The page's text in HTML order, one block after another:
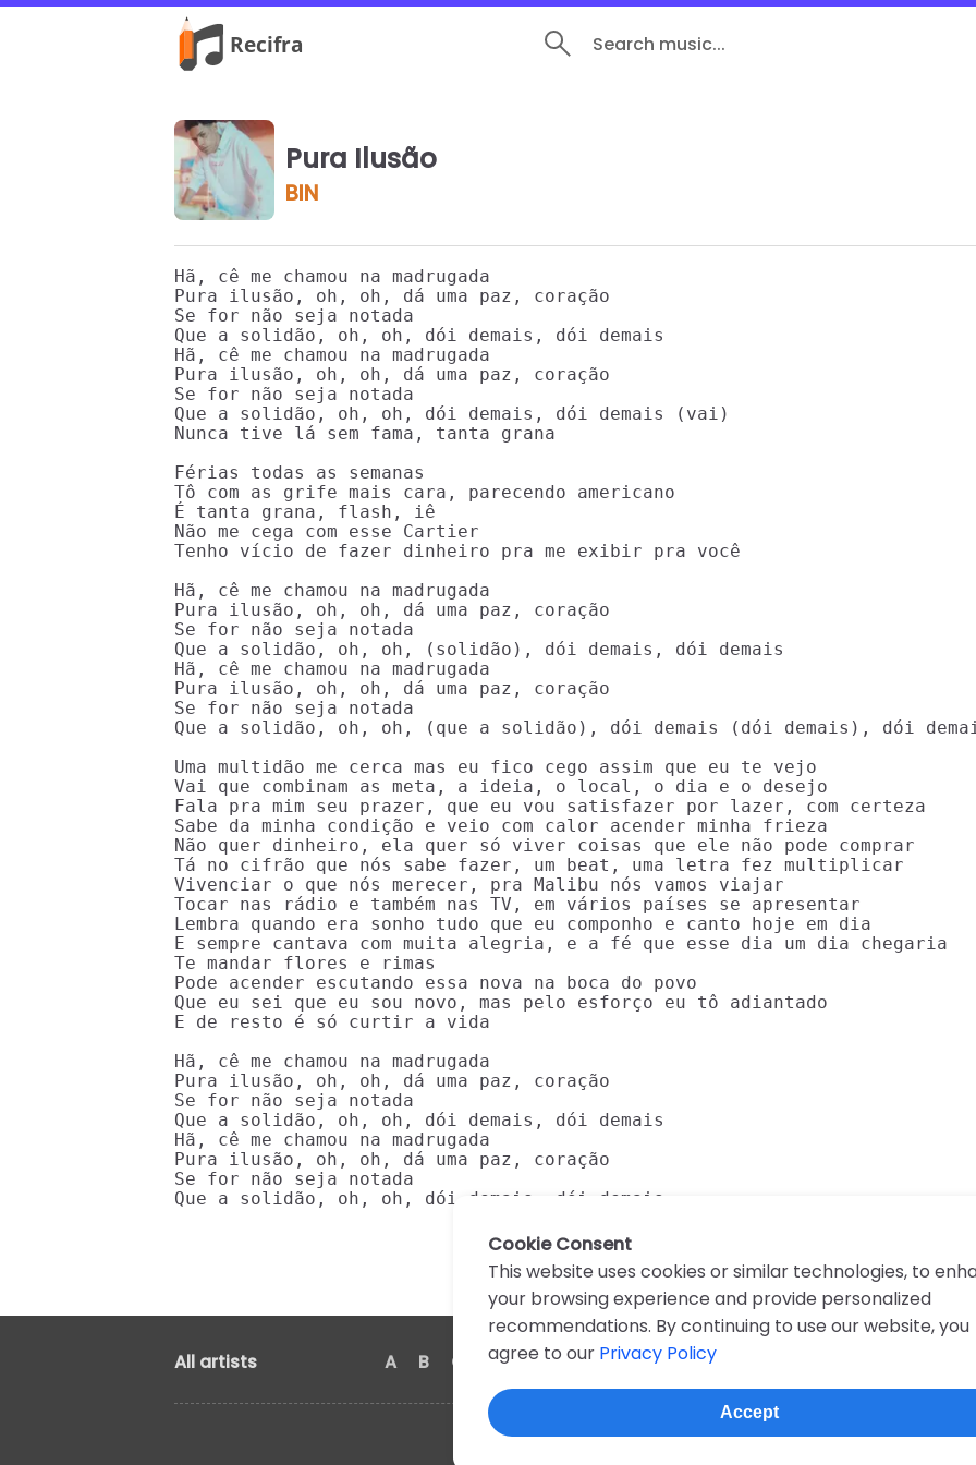
Search music...
Pura Ilusão
BIN
Hã, cê me chamou na madrugada
Pura ilusão, oh, oh, dá uma paz, coração
Se for não seja notada
Que a solidão, oh, oh, dói demais, dói demais
Hã, cê me chamou na madrugada
Pura ilusão, oh, oh, dá uma paz, coração
Se for não seja notada
Que a solidão, oh, oh, dói demais, dói demais (vai)
Nunca tive lá sem fama, tanta grana
Férias todas as semanas
Tô com as grife mais cara, parecendo americano
É tanta grana, flash, iê
Não me cega com esse Cartier
Tenho vício de fazer dinheiro pra me exibir pra você
Hã, cê me chamou na madrugada
Pura ilusão, oh, oh, dá uma paz, coração
Se for não seja notada
Que a solidão, oh, oh, (solidão), dói demais, dói demais
Hã, cê me chamou na madrugada
Pura ilusão, oh, oh, dá uma paz, coração
Se for não seja notada
Que a solidão, oh, oh, (que a solidão), dói demais (dói demais), dói
Uma multidão me cerca mas eu fico cego assim que eu te vejo
Vai que combinam as meta, a ideia, o local, o dia e o desejo
Fala pra mim seu prazer, que eu vou satisfazer por lazer, com certeza
Sabe da minha condição e veio com calor acender minha frieza
Não quer dinheiro, ela quer só viver coisas que ele não pode comprar
Tá no cifrão que nós sabe fazer, um beat, uma letra fez multiplicar
Vivenciar o que nós merecer, pra Malibu nós vamos viajar
Tocar nas rádio e também nas TV, em vários países se apresentar
Lembra quando era sonho tudo que eu componho e canto hoje em dia
E sempre cantava com muita alegria, e a fé que esse dia um dia chegaria
Te mandar flores e rimas
Pode acender escutando essa nova na boca do povo
Que eu sei que eu sou novo, mas pelo esforço eu tô adiantado
E de resto é só curtir a vida
Hã, cê me chamou na madrugada
Pura ilusão, oh, oh, dá uma paz, coração
Se for não seja notada
Que a solidão, oh, oh, dói demais, dói demais
Hã, cê me chamou na madrugada
Pura ilusão, oh, oh, dá uma paz, coração
Se for não seja notada
Que a solidão, oh, oh, dói demais, dói demais
All artists A B C D E F G H I J K
About this site
Cookie Consent
This website uses cookies or similar technologies, to
your browsing experience and provide personalized
recommendations. By continuing to use our website, you
agree to our Privacy Policy
Accept